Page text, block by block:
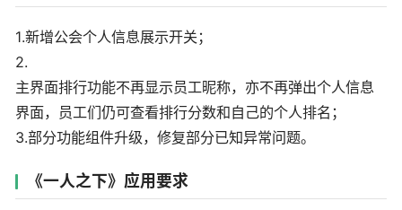
1.新增公会个人信息展示开关；
2.
主界面排行功能不再显示员工昵称，亦不再弹出个人信息
界面，员工们仍可查看排行分数和自己的个人排名；
3.部分功能组件升级，修复部分已知异常问题。
《一人之下》应用要求